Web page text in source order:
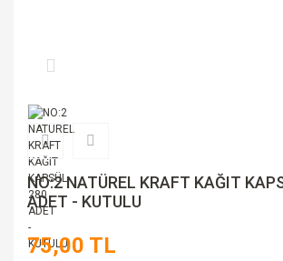
NO:2 NATÜREL KRAFT KAĞIT
ADET - KUTULU
75,00 TL